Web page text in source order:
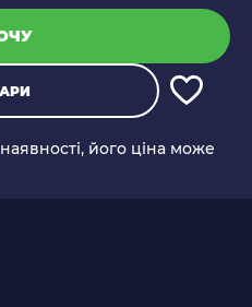
його ціна може